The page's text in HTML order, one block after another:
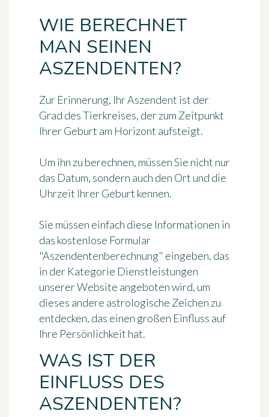
WIE BERECHNET
MAN SEINEN
ASZENDENTEN?
Zur Erinnerung, Ihr Aszendent ist der
Grad des Tierkreises, der zum Zeitpunkt
Ihrer Geburt am Horizont aufsteigt.
Um ihn zu berechnen, müssen Sie nicht nur
das Datum, sondern auch den Ort und die
Uhrzeit Ihrer Geburt kennen.
Sie müssen einfach diese Informationen in
das kostenlose Formular
"Aszendentenberechnung" eingeben, das
in der Kategorie Dienstleistungen
unserer Website angeboten wird, um
dieses andere astrologische Zeichen zu
entdecken, das einen großen Einfluss auf
Ihre Persönlichkeit hat.
WAS IST DER
EINFLUSS DES
ASZENDENTEN?